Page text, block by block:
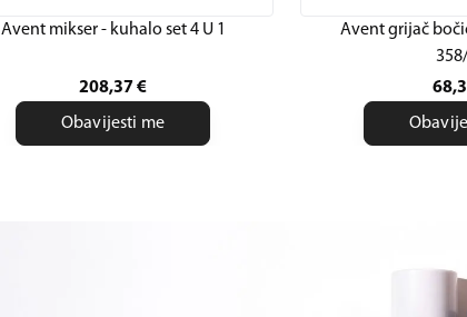
Avent mikser - kuhalo set 4 U 1
208,37 €
Obavijesti me
Avent grijač